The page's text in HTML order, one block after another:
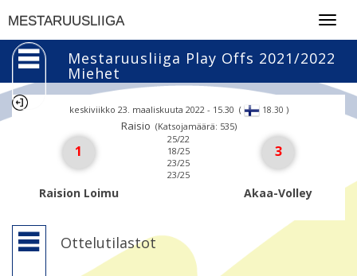
MESTARUUSLIIGA
Mestaruusliiga Play Offs 2021/2022
Miehet
keskiviikko 23. maaliskuuta 2022 - 15.30 ( 18.30 )
Raisio (Katsojamäärä: 535)
1
Raision Loimu
25/22
18/25
23/25
23/25
3
Akaa-Volley
Ottelutilastot